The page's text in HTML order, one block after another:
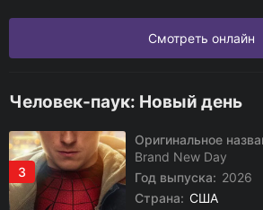
Смотреть онлайн
Человек-паук: Новый день
3
Оригинальное
Brand New Day
Год выпуска: 2026
Страна: США